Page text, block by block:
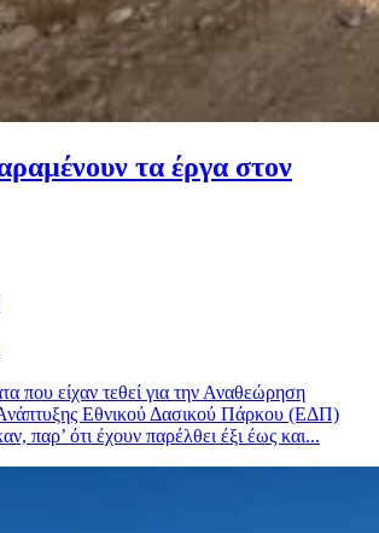
τα έργα στον
που είχαν τεθεί για την Αναθεώρηση
Εθνικού Δασικού Πάρκου (ΕΔΠ)
παρ’ ότι έχουν παρέλθει έξι έως και...